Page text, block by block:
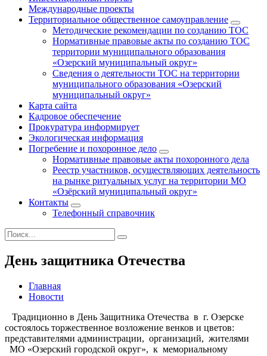
Международные проекты
Территориальное общественное самоуправление
Методические рекомендации по созданию ТОС
Нормативные правовые акты по созданию ТОС
территории муниципального образования
«Озерский муниципальный округ»
Сведения о деятельности ТОС на территории
муниципального образования «Озерский
муниципальный округ»
Карта сайта
Кадровое обеспечение
Прокуратура информирует
Экологическая информация
Погребение и похоронное дело
Нормативные правовые акты похоронного дела
Реестр участников, осуществляющих деятельность
на рынке ритуальных услуг на территории МО
«Озёрский муниципальный округ»
Контакты
Телефонный справочник
День защитника Отечества
Главная
Новости
Традиционно в День Защитника Отечества в г. Озерске
состоялось торжественное возложение венков и цветов:
представителями администрации, организаций, жителями
МО «Озерский городской округ», к мемориальному